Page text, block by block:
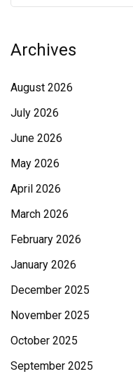
Archives
August 2026
July 2026
June 2026
May 2026
April 2026
March 2026
February 2026
January 2026
December 2025
November 2025
October 2025
September 2025